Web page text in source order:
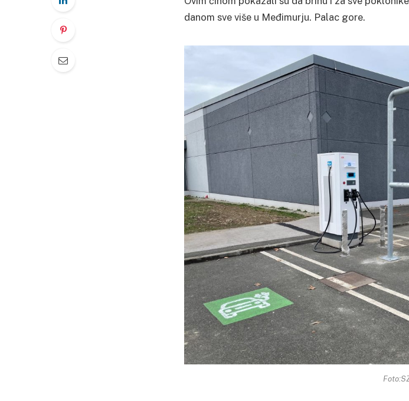
danom sve više u Međimurju. Palac gore.